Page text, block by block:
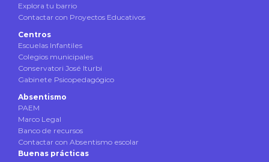
Explora tu barrio
Contactar con Proyectos Educativos
Centros
Escuelas Infantiles
Colegios municipales
Conservatori José Iturbi
Gabinete Psicopedagógico
Absentismo
PAEM
Marco Legal
Banco de recursos
Contactar con Absentismo escolar
Buenas prácticas